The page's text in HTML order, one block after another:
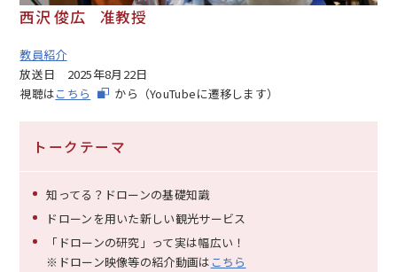
西沢 俊広 准教授
教員紹介
放送日 2025年8月22日
視聴はこちら から（YouTubeに遷移します）
トークテーマ
知ってる？ドローンの基礎知識
ドローンを用いた新しい観光サービス
「ドローンの研究」って実は幅広い！
※ドローン映像等の紹介動画は こちら